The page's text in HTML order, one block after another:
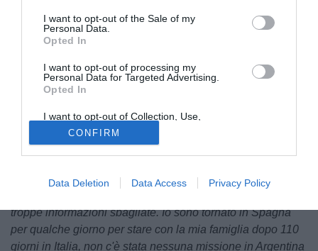
I want to opt-out of the Sale of my
Personal Data.
Opted In
I want to opt-out of processing my
Personal Data for Targeted Advertising.
Opted In
I want to opt-out of Collection, Use,
Retention, Sale, and/or Sharing of my
Personal Data that Is Unrelated with the
Purposes for which it was collected.
Opted Out
CONFIRM
Data Deletion Data Access Privacy Policy
© foto di A.C. Perugia
La stagione terminata al 14° posto e niente più da
giocarsi. Ora a Perugia è tempo di bilanci e di
organizzazione del prossimo futuro.
programmazione e obiettivi ha parlato in conferenza
Garcia Borras
troppe informazioni sbagliate. Io sono tornato in Spagna
per qualche giorno per stare con la mia famiglia dopo 110
giorni in Italia, non c'è stata nessuna missione in Argentina